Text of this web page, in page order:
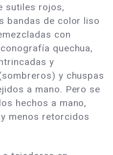
sutiles rojos,
bandas de color liso
con
quechua,
y
y chuspas
a mano. Pero se
hechos a mano,
menos retorcidos